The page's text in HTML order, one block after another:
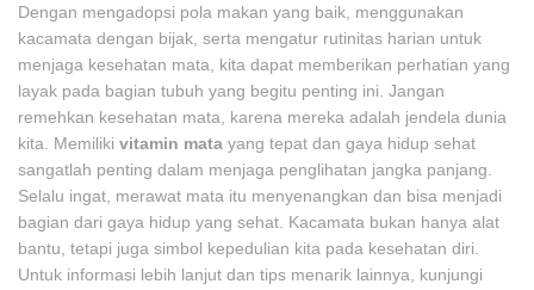
Dengan mengadopsi pola makan yang baik, menggunakan
kacamata dengan bijak, serta mengatur rutinitas harian untuk
menjaga kesehatan mata, kita dapat memberikan perhatian yang
layak pada bagian tubuh yang begitu penting ini. Jangan
remehkan kesehatan mata, karena mereka adalah jendela dunia
kita. Memiliki vitamin mata yang tepat dan gaya hidup sehat
sangatlah penting dalam menjaga penglihatan jangka panjang.
Selalu ingat, merawat mata itu menyenangkan dan bisa menjadi
bagian dari gaya hidup yang sehat. Kacamata bukan hanya alat
bantu, tetapi juga simbol kepedulian kita pada kesehatan diri.
Untuk informasi lebih lanjut dan tips menarik lainnya, kunjungi